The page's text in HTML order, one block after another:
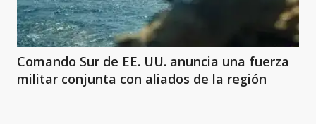
Comando Sur de EE. UU. anuncia una fuerza
militar conjunta con aliados de la región